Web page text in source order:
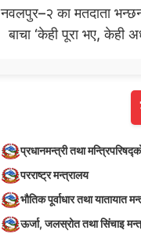
नवलपुर–२ का मतदाता
बाचा ‘केही पूरा भए, केही
प्रधानमन्त्री तथा
परराष्ट्र मन्त्रालय
भौतिक पूर्वाधार तथा यातायात
ऊर्जा, जलस्रोत तथा सिंचाइ